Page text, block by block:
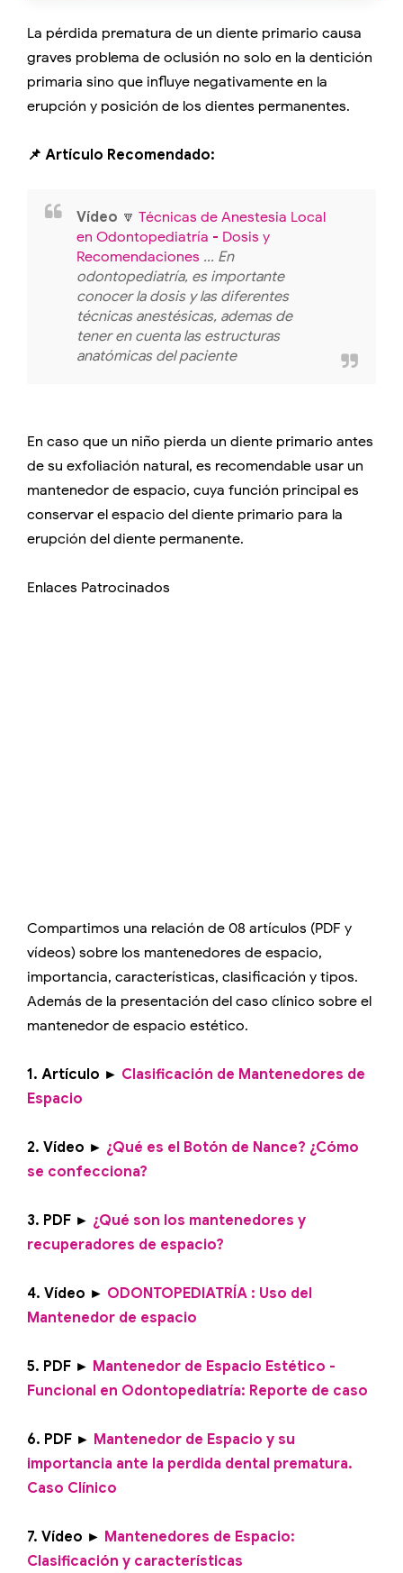
La pérdida prematura de un diente primario causa
graves problema de oclusión no solo en la dentición
primaria sino que influye negativamente en la
erupción y posición de los dientes permanentes.
📌 Artículo Recomendado:
Vídeo 🔽 Técnicas de Anestesia Local
en Odontopediatría - Dosis y
Recomendaciones ... En
odontopediatría, es importante
conocer la dosis y las diferentes
técnicas anestésicas, ademas de
tener en cuenta las estructuras
anatómicas del paciente
En caso que un niño pierda un diente primario antes
de su exfoliación natural, es recomendable usar un
mantenedor de espacio, cuya función principal es
conservar el espacio del diente primario para la
erupción del diente permanente.
Enlaces Patrocinados
Compartimos una relación de 08 artículos (PDF y
vídeos) sobre los mantenedores de espacio,
importancia, características, clasificación y tipos.
Además de la presentación del caso clínico sobre el
mantenedor de espacio estético.
1. Artículo ► Clasificación de Mantenedores de
Espacio
2. Vídeo ► ¿Qué es el Botón de Nance? ¿Cómo
se confecciona?
3. PDF ► ¿Qué son los mantenedores y
recuperadores de espacio?
4. Vídeo ► ODONTOPEDIATRÍA : Uso del
Mantenedor de espacio
5. PDF ► Mantenedor de Espacio Estético -
Funcional en Odontopediatría: Reporte de caso
6. PDF ► Mantenedor de Espacio y su
importancia ante la perdida dental prematura.
Caso Clínico
7. Vídeo ► Mantenedores de Espacio:
Clasificación y características